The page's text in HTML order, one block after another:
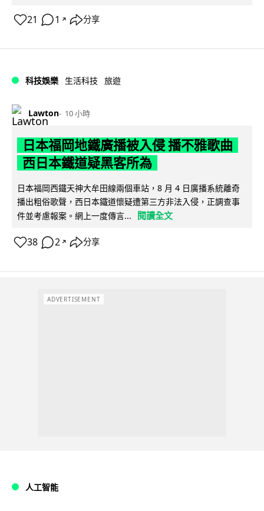
21 1 ↗ 分享
科技娛樂 生活科技 旅遊
Lawton 10 小時
日本福岡地鐵廣播被入侵 播不雅歌曲
西日本鐵道疑黑客所為
日本福岡西鐵天神大牟田線兩個車站，8 月 4 日廣播系統離奇
播出粗俗歌聲，西日本鐵道懷疑遭第三方非法入侵，正調查事
件並考慮報案。網上一度傳言...
閱讀全文
38 2 ↗ 分享
ADVERTISEMENT
人工智能